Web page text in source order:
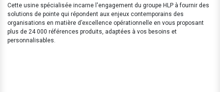
Cette usine spécialisée incarne l'engagement du groupe HLP à fournir des
solutions de pointe qui répondent aux enjeux contemporains des
organisations en matière d’excellence opérationnelle en vous proposant
plus de 24 000 références produits, adaptées à vos besoins et
personnalisables.